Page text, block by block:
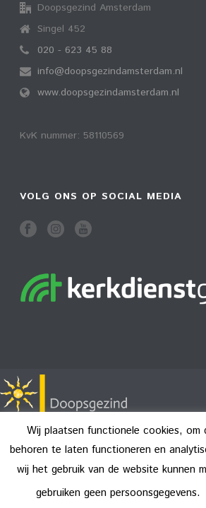
Doopsgezind Amsterdam
Singel 452
020 - 623 45 88
info@doopsgezindamsterdam.nl
www.doopsgezindamsterdam.nl
KvK nummer: 58110569
VOLG ONS OP SOCIAL MEDIA
Copyright All Rights
Disclaimer
Wij plaatsen functionele cookies, om
behoren te laten functioneren en
wij het gebruik van de website kunnen
gebruiken geen persoonsgegevens.